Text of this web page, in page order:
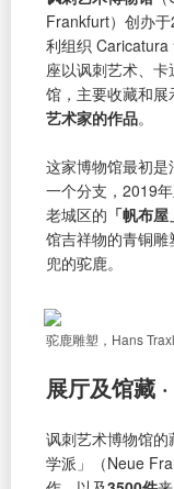
Frankfurt）创办
利组织 Caricatura
座以讽刺艺术、
馆，主要收藏和展
艺术家的作品。
这家博物馆最初
一个分支，2019
老城区的 「帆布屋
馆吉祥物的青铜
兜的驼鹿。
驼鹿雕塑，Hans
展厅及馆藏
讽刺艺术博物馆的
学派」（Neue